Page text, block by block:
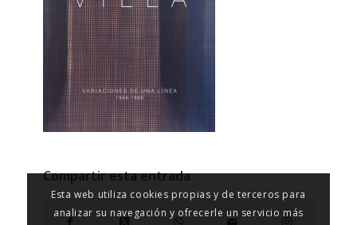
Compartir esta entrada
Esta web utiliza cookies propias y de terceros para
analizar su navegación y ofrecerle un servicio más